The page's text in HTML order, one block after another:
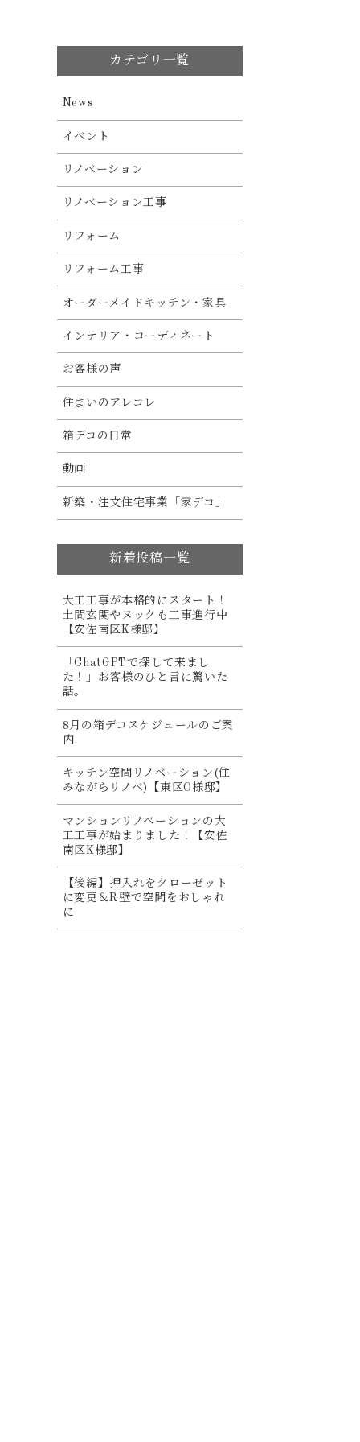
カテゴリ一覧
News
イベント
リノベーション
リノベーション工事
リフォーム
リフォーム工事
オーダーメイドキッチン・家具
インテリア・コーディネート
お客様の声
住まいのアレコレ
箱デコの日常
動画
新築・注文住宅事業「家デコ」
新着投稿一覧
大工工事が本格的にスタート！
土間玄関やヌックも工事進行中
【安佐南区K様邸】
「ChatGPTで探して来まし
た！」お客様のひと言に驚いた
話。
8月の箱デコスケジュールのご案
内
キッチン空間リノベーション(住
みながらリノベ)【東区O様邸】
マンションリノベーションの大
工工事が始まりました！【安佐
南区K様邸】
【後編】押入れをクローゼット
に変更＆R壁で空間をおしゃれ
に